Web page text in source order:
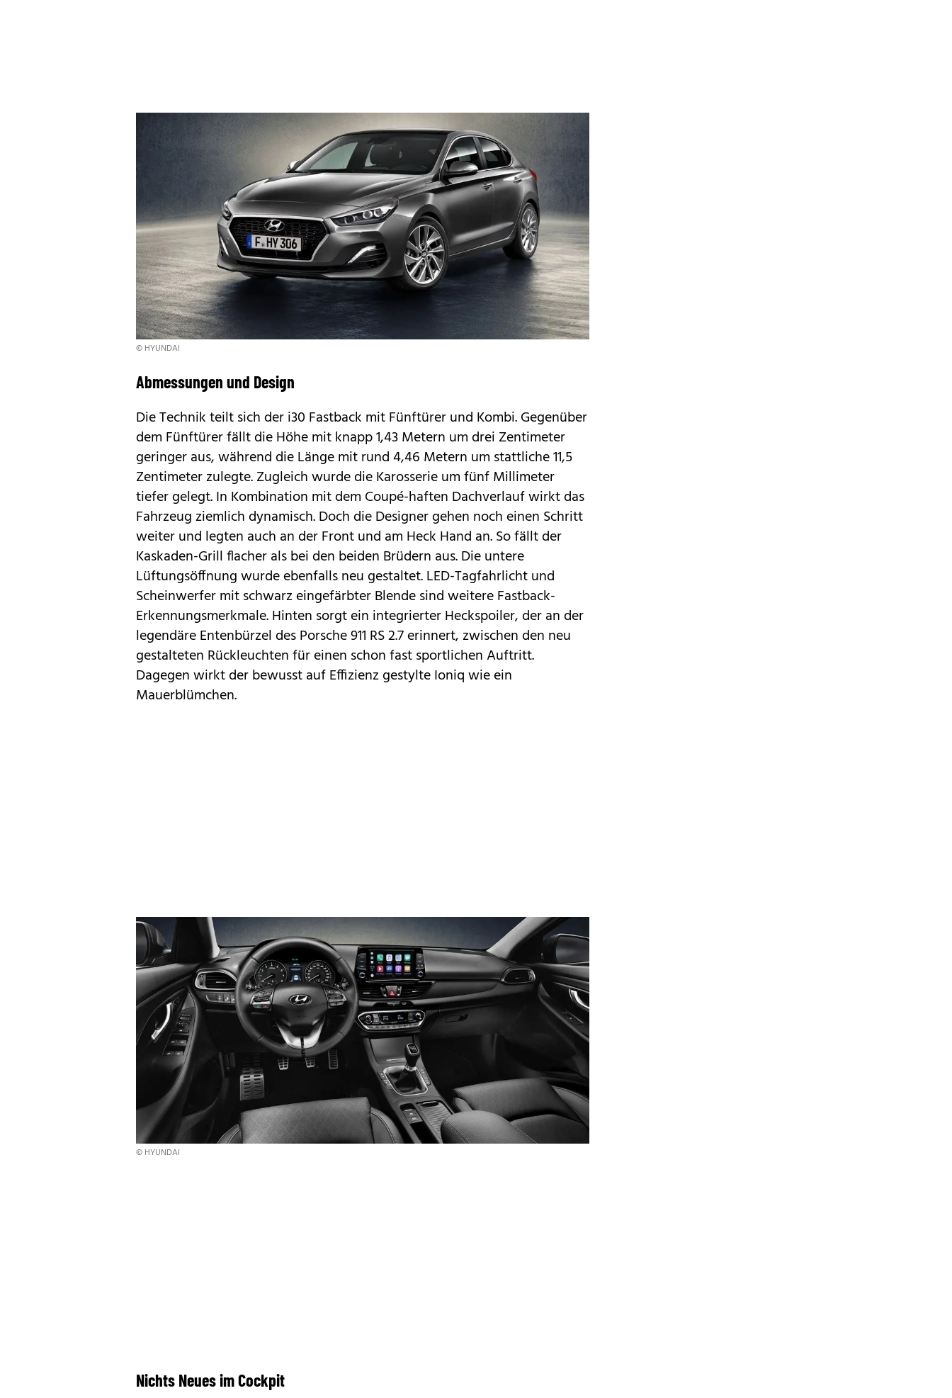
© HYUNDAI
Abmessungen und Design
Die Technik teilt sich der i30 Fastback mit Fünftürer und Kombi. Gegenüber
dem Fünftürer fällt die Höhe mit knapp 1,43 Metern um drei Zentimeter
geringer aus, während die Länge mit rund 4,46 Metern um stattliche 11,5
Zentimeter zulegte. Zugleich wurde die Karosserie um fünf Millimeter
tiefer gelegt. In Kombination mit dem Coupé-haften Dachverlauf wirkt das
Fahrzeug ziemlich dynamisch. Doch die Designer gehen noch einen Schritt
weiter und legten auch an der Front und am Heck Hand an. So fällt der
Kaskaden-Grill flacher als bei den beiden Brüdern aus. Die untere
Lüftungsöffnung wurde ebenfalls neu gestaltet. LED-Tagfahrlicht und
Scheinwerfer mit schwarz eingefärbter Blende sind weitere Fastback-
Erkennungsmerkmale. Hinten sorgt ein integrierter Heckspoiler, der an der
legendäre Entenbürzel des Porsche 911 RS 2.7 erinnert, zwischen den neu
gestalteten Rückleuchten für einen schon fast sportlichen Auftritt.
Dagegen wirkt der bewusst auf Effizienz gestylteIoniqwie ein
Mauerblümchen.
© HYUNDAI
Nichts Neues im Cockpit